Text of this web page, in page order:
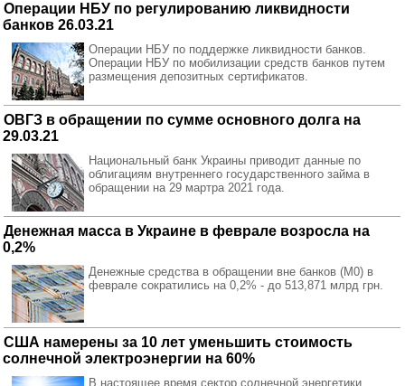
Операции НБУ по регулированию ликвидности
банков 26.03.21
Операции НБУ по поддержке ликвидности банков.
Операции НБУ по мобилизации средств банков путем
размещения депозитных сертификатов.
ОВГЗ в обращении по сумме основного долга на
29.03.21
Национальный банк Украины приводит данные по
облигациям внутреннего государственного займа в
обращении на 29 мартра 2021 года.
Денежная масса в Украине в феврале возросла на
0,2%
Денежные средства в обращении вне банков (M0) в
феврале сократились на 0,2% - до 513,871 млрд грн.
США намерены за 10 лет уменьшить стоимость
солнечной электроэнергии на 60%
В настоящее время сектор солнечной энергетики